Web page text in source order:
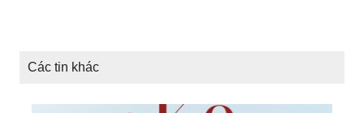
Các tin khác